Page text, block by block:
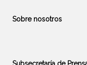
Sobre nosotros
Subsecretaría de